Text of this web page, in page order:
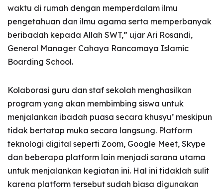
waktu di rumah dengan memperdalam ilmu
pengetahuan dan ilmu agama serta memperbanyak
beribadah kepada Allah SWT,” ujar Ari Rosandi,
General Manager Cahaya Rancamaya Islamic
Boarding School.
Kolaborasi guru dan staf sekolah menghasilkan
program yang akan membimbing siswa untuk
menjalankan ibadah puasa secara khusyu’ meskipun
tidak bertatap muka secara langsung. Platform
teknologi digital seperti Zoom, Google Meet, Skype
dan beberapa platform lain menjadi sarana utama
untuk menjalankan kegiatan ini. Hal ini tidaklah sulit
karena platform tersebut sudah biasa digunakan